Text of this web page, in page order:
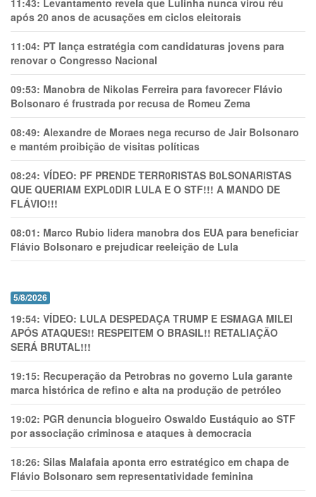
11:43: Levantamento revela que Lulinha nunca virou réu
após 20 anos de acusações em ciclos eleitorais
11:04: PT lança estratégia com candidaturas jovens para
renovar o Congresso Nacional
09:53: Manobra de Nikolas Ferreira para favorecer Flávio
Bolsonaro é frustrada por recusa de Romeu Zema
08:49: Alexandre de Moraes nega recurso de Jair Bolsonaro
e mantém proibição de visitas políticas
08:24: VÍDEO: PF PRENDE TERR0RlSTAS B0LSONARlSTAS
QUE QUERIAM EXPL0DlR LULA E O STF!!! A MANDO DE
FLÁVIO!!!
08:01: Marco Rubio lidera manobra dos EUA para beneficiar
Flávio Bolsonaro e prejudicar reeleição de Lula
5/8/2026
19:54: VÍDEO: LULA DESPEDAÇA TRUMP E ESMAGA MILEI
APÓS ATAQUES!! RESPEITEM O BRASIL!! RETALIAÇÃO
SERÁ BRUTAL!!!
19:15: Recuperação da Petrobras no governo Lula garante
marca histórica de refino e alta na produção de petróleo
19:02: PGR denuncia blogueiro Oswaldo Eustáquio ao STF
por associação criminosa e ataques à democracia
18:26: Silas Malafaia aponta erro estratégico em chapa de
Flávio Bolsonaro sem representatividade feminina